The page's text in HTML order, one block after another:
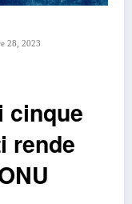
28, 2023
cinque
rende